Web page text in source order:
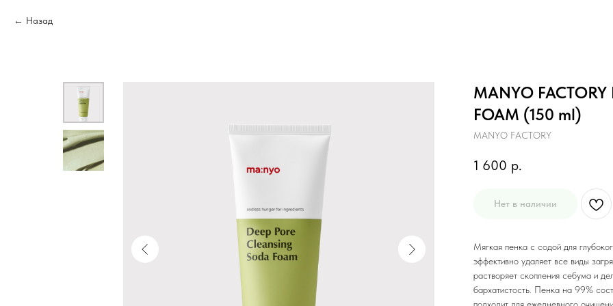
Назад
MANYO FACTORY
FOAM (150 ml)
MANYO FACTORY
1 600 р.
Нет в наличии
Мягкая пенка с содой для
эффективно удаляет все виды
растворяет скопления себума и
бархатистость. Пенка на 99%